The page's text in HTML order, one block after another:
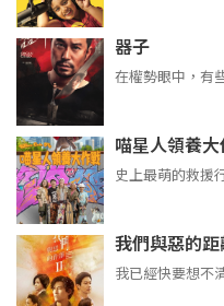
器子
在權勢眼中，有
喵星人領養
史上最萌的救援
我們與惡的
我已經快要想不